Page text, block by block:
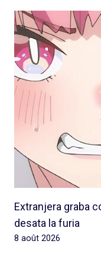
Extranjera graba
desata la furia
8 août 2026